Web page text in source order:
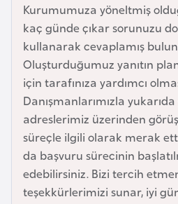
Kurumumuza yöneltmiş
kaç günde çıkar sorunuzu
kullanarak cevaplamış
Oluşturduğumuz yanıtın
için tarafınıza yardımcı
Danışmanlarımızla
adreslerimiz üzerinden
süreçle ilgili olarak merak
da başvuru sürecinin
edebilirsiniz. Bizi tercih
teşekkürlerimizi sunar, iyi
e
n
i
n
B
o
s
n
a
H